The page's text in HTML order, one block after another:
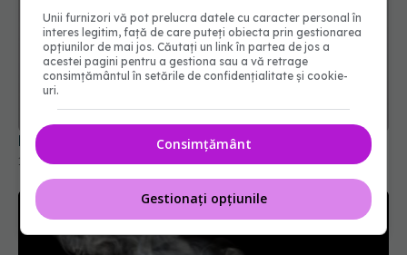
Balonarea, semnul principal al cancerului ovarian
16 mar 2026, 15:16
Unii furnizori vă pot prelucra datele cu caracter personal în
interes legitim, față de care puteți obiecta prin gestionarea
opțiunilor de mai jos. Căutați un link în partea de jos a
acestei pagini pentru a gestiona sau a vă retrage
consimțământul în setările de confidențialitate și cookie-
uri.
Consimțământ
Gestionați opțiunile